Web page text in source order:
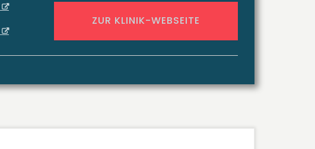
ZUR KLINIK-WEBSEITE